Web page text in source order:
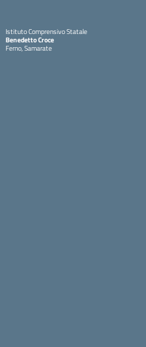
Istituto Comprensivo Statale
Benedetto Croce
Ferno, Samarate